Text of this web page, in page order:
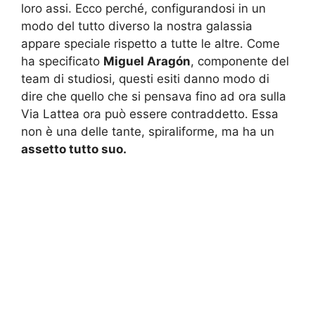
loro assi. Ecco perché, configurandosi in un
modo del tutto diverso la nostra galassia
appare speciale rispetto a tutte le altre. Come
ha specificato Miguel Aragón, componente del
team di studiosi, questi esiti danno modo di
dire che quello che si pensava fino ad ora sulla
Via Lattea ora può essere contraddetto. Essa
non è una delle tante, spiraliforme, ma ha un
assetto tutto suo.